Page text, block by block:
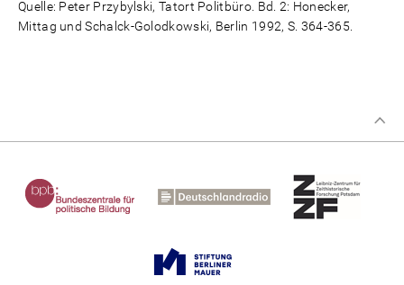
Quelle: Peter Przybylski, Tatort Politbüro. Bd. 2: Honecker,
Mittag und Schalck-Golodkowski, Berlin 1992, S. 364-365.